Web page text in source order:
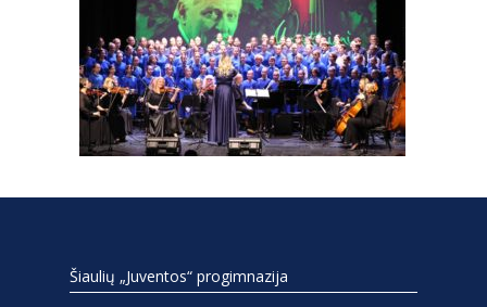
Šiaulių „Juventos“ progimnazija